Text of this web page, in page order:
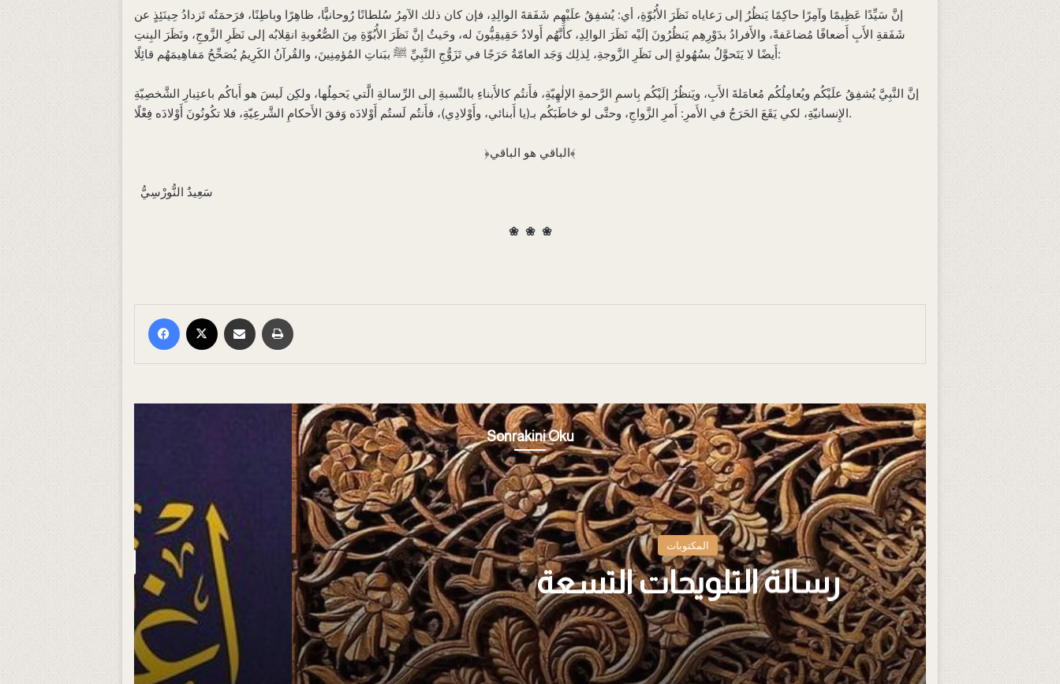
إنَّ سَيِّدًا عَظِيمًا وآمِرًا حاكِمًا يَنظُرُ إلى رَعاياه نَظَرَ الأُبُوّةِ، أي: يُشفِقُ علَيْهِم شَفَقةَ الوالِدِ، فإن كان ذلك الآمِرُ سُلطانًا رُوحانيًّا، ظاهِرًا وباطِنًا، فرَحمَتُه تَزدادُ حِينَئِذٍ عن
شَفَقةِ الأَبِ أَضعافًا مُضاعَفةً، والأَفرادُ بدَوْرِهِم يَنظُرُونَ إلَيْه نَظَرَ الوالِدِ، كأَنَّهُم أَولادٌ حَقِيقِيُّونَ له، وحَيثُ إنَّ نَظَرَ الأُبُوّةِ مِنَ الصُّعُوبةِ انقِلابُه إلى نَظَرِ الزَّوجِ، ونَظَرَ البِنتِ
أَيضًا لا يَتَحوَّلُ بسُهُولةٍ إلى نَظَرِ الزَّوجةِ، لِذلِك وَجَد العامّةُ حَرَجًا في تَزَوُّجِ النَّبِيِّ ﷺ ببَناتِ المُؤمِنِينَ، والقُرآنُ الكَرِيمُ يُصَحِّحُ مَفاهِيمَهُم قائِلًا:
إنَّ النَّبِيَّ يُشفِقُ علَيْكُم ويُعامِلُكُم مُعامَلةَ الأَبِ، ويَنظُرُ إلَيْكُم بِاسمِ الرَّحمةِ الإلٰهِيّةِ، فأَنتُم كالأَبناءِ بالنِّسبةِ إلى الرِّسالةِ الَّتي يَحمِلُها، ولكِن لَيسَ هو أَباكُم باعتِبارِ الشَّخصِيّةِ
الإِنسانيّةِ، لكي يَقَعَ الحَرَجُ في الأَمرِ: أَمرِ الزَّواجِ، وحتَّى لو خاطَبَكُم بـ(يا أَبنائي، وأَوْلادِي)، فأَنتُم لَستُم أَوْلادَه وَفقَ الأَحكامِ الشَّرعِيّةِ، فلا تكُونُونَ أَوْلادَه فِعْلًا.
﴿الباقي هو الباقي﴾
❀ ❀ ❀
Sonrakini Oku
المكتوب
المكتوبات
رسالة التلويحات التسعة